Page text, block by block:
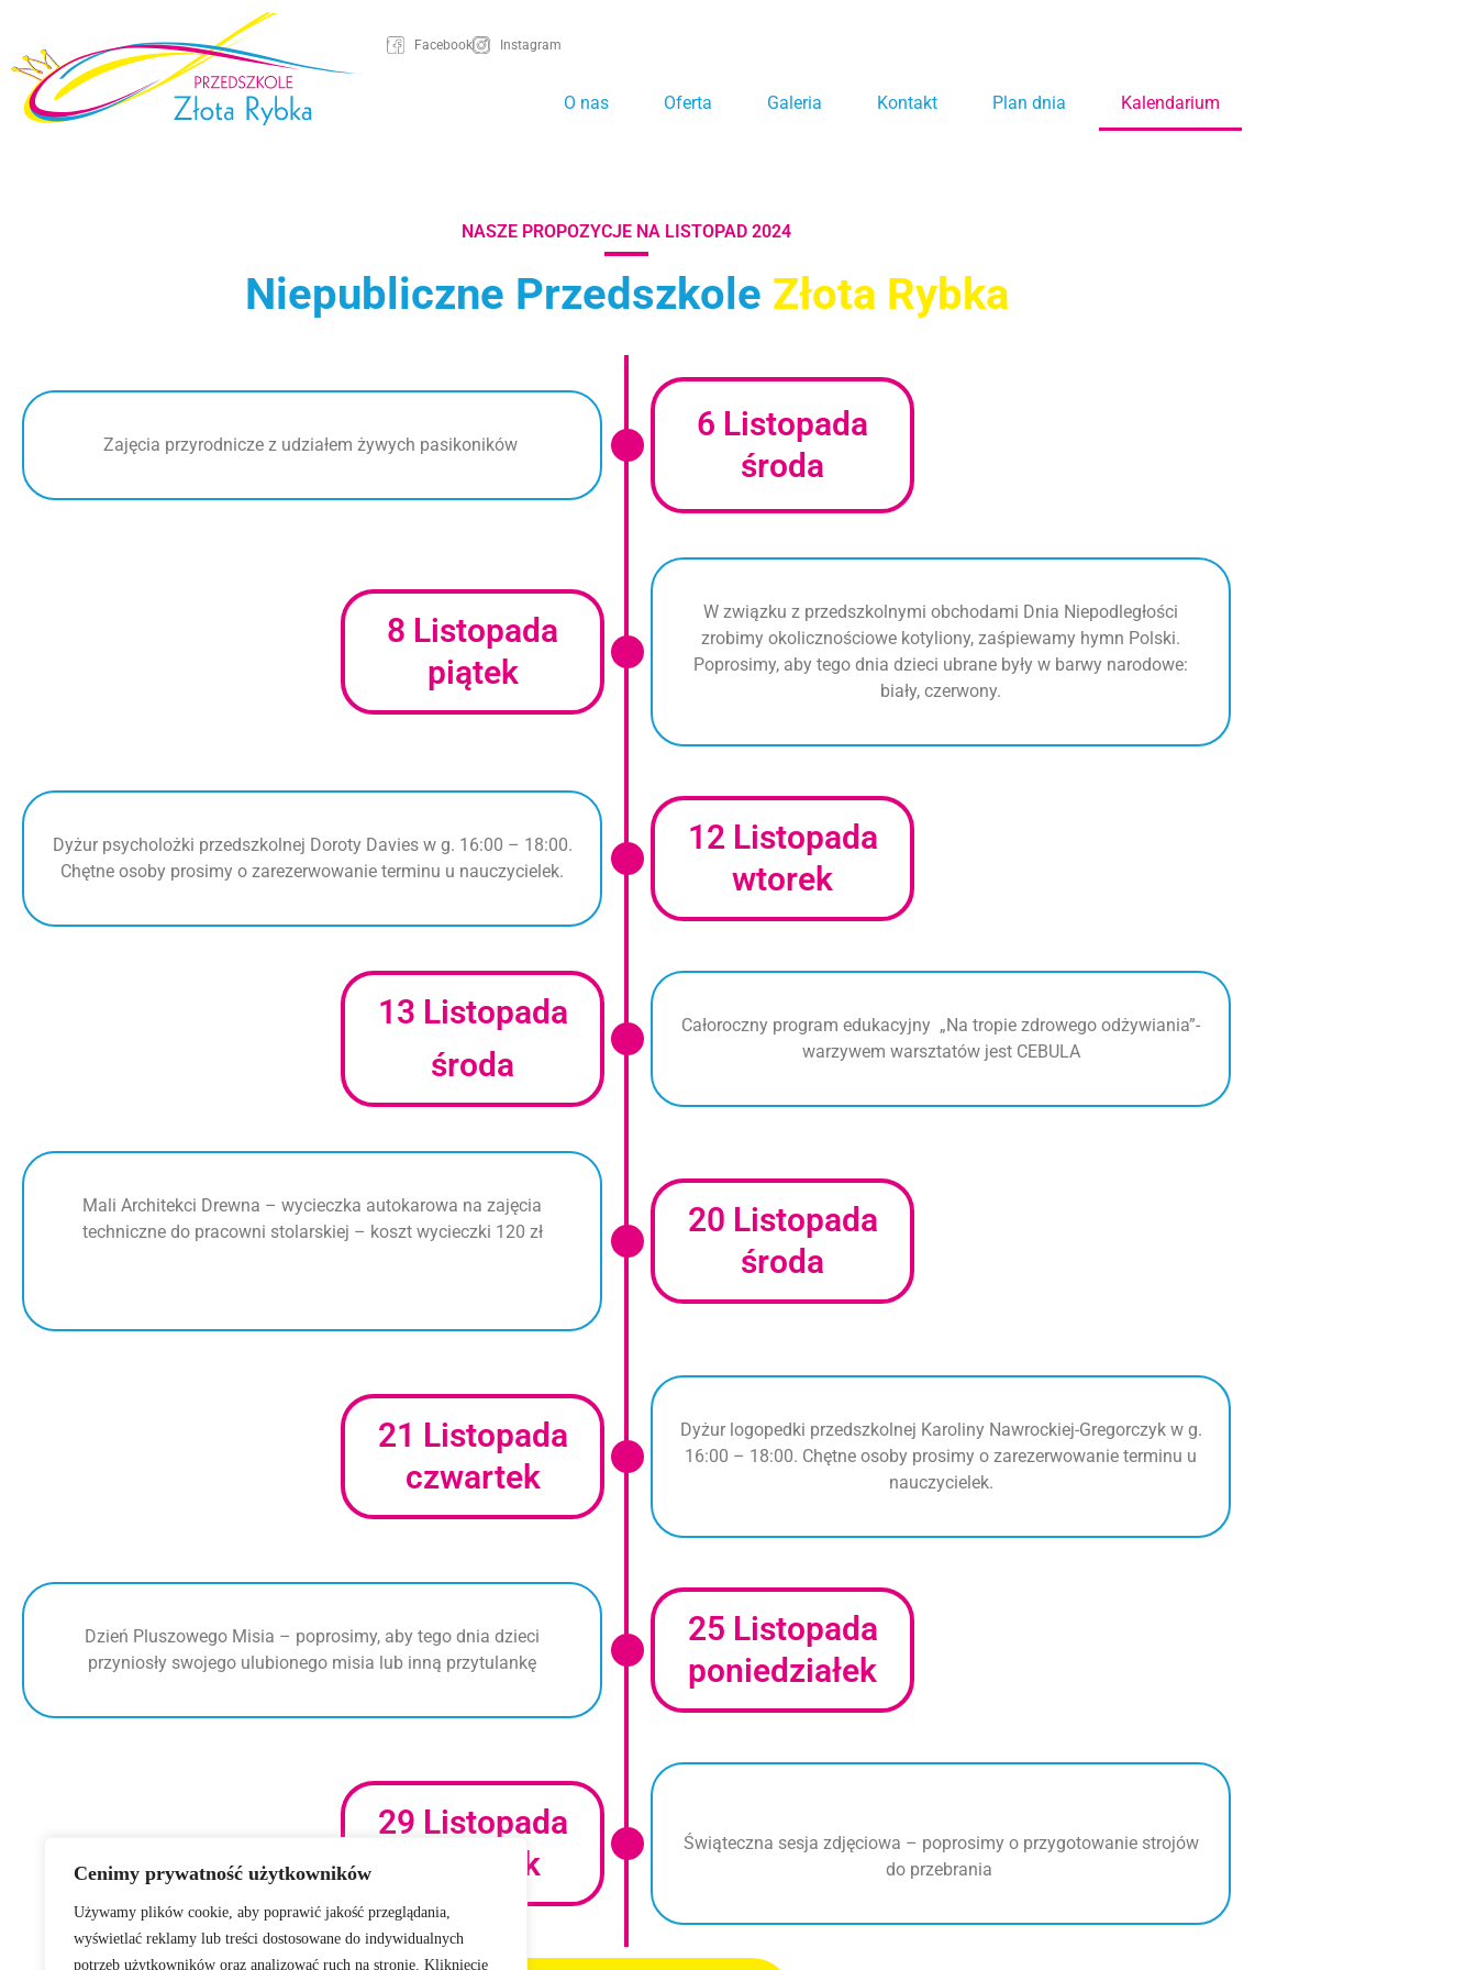
Cenimy prywatność użytkowników
Używamy plików cookie, aby poprawić jakość przeglądania,
wyświetlać reklamy lub treści dostosowane do indywidualnych
potrzeb użytkowników oraz analizować ruch na stronie. Kliknięcie
Facebook Instagram
O nas Oferta Galeria Kontakt Plan dnia Kalendarium
NASZE PROPOZYCJE NA LISTOPAD 2024
Niepubliczne Przedszkole Złota Rybka
Zajęcia przyrodnicze z udziałem żywych pasikoników
6 Listopada
środa
8 Listopada
piątek
W związku z przedszkolnymi obchodami Dnia Niepodległości
zrobimy okolicznościowe kotyliony, zaśpiewamy hymn Polski.
Poprosimy, aby tego dnia dzieci ubrane były w barwy narodowe:
biały, czerwony.
Dyżur psycholożki przedszkolnej Doroty Davies w g. 16:00 – 18:00.
Chętne osoby prosimy o zarezerwowanie terminu u nauczycielek.
12 Listopada
wtorek
13 Listopada
środa
Całoroczny program edukacyjny „Na tropie zdrowego odżywiania”-
warzywem warsztatów jest CEBULA
Mali Architekci Drewna – wycieczka autokarowa na zajęcia
techniczne do pracowni stolarskiej – koszt wycieczki 120 zł
20 Listopada
środa
21 Listopada
czwartek
Dyżur logopedki przedszkolnej Karoliny Nawrockiej-Gregorczyk w g.
16:00 – 18:00. Chętne osoby prosimy o zarezerwowanie terminu u
nauczycielek.
Dzień Pluszowego Misia – poprosimy, aby tego dnia dzieci
przyniosły swojego ulubionego misia lub inną przytulankę
25 Listopada
poniedziałek
29 Listopada
czwartek
Świąteczna sesja zdjęciowa – poprosimy o przygotowanie strojów
do przebrania